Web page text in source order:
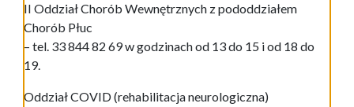
II Oddział Chorób Wewnętrznych z pododdziałem
Chorób Płuc
– tel. 33 844 82 69 w godzinach od 13 do 15 i od 18 do
19.
Oddział COVID (rehabilitacja neurologiczna)